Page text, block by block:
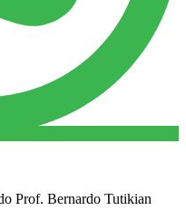
Prof. Bernardo Tutikian